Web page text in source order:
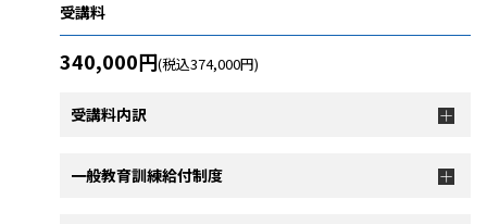
受講料
340,000円(税込374,000円)
受講料内訳
一般教育訓練給付制度